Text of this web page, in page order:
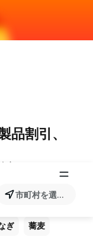
市町村を選択します
品割引、
。
電卓
ぎ 蕎麦